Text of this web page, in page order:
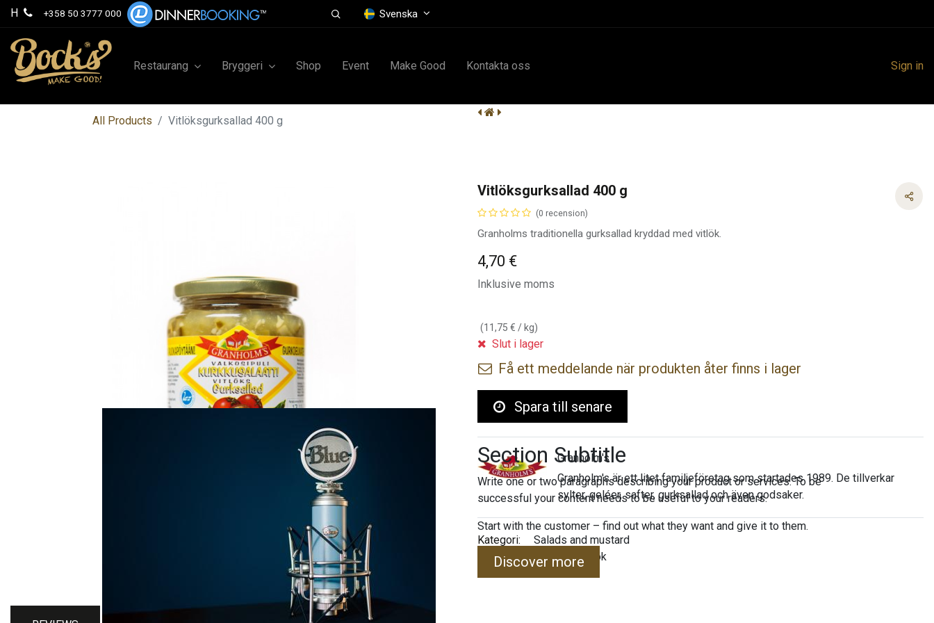
H +358 50 3777 000 Svenska
Restaurang Bryggeri Shop Event Make Good Kontakta oss Sign in
All Products Vitlöksgurksallad 400 g
Vitlöksgurksallad 400 g
(0 recension)
Granholms traditionella gurksallad kryddad med vitlök.
4,70 €
Inklusive moms
(11,75 € / kg)
Slut i lager
Få ett meddelande när produkten åter finns i lager
Spara till senare
Granholm's
Granholm's är ett litet familjeföretag som startades 1989. De tillverkar
sylter, geléer, safter, gurksallad och även godsaker.
Kategori:
Salads and mustard
Tags:
Sallad Gurka Vitlök
Section Subtitle
Write one or two paragraphs describing your product or services. To be
successful your content needs to be useful to your readers.
Start with the customer – find out what they want and give it to them.
Discover more